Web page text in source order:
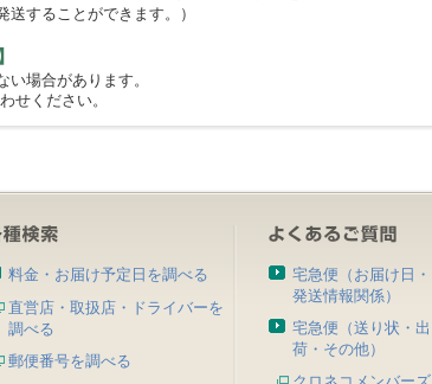
送することができます。）
場合があります。
せください。
料金・お届け予定日を調べる
直営店・取扱店・ドライバーを
調べる
郵便番号を調べる
宅急便（お届け日・
発送情報関係）
宅急便（送り状・出
荷・その他）